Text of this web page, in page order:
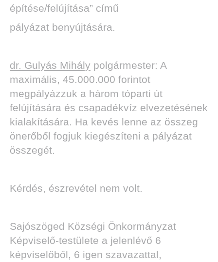
építése/felújítása” című
pályázat benyújtására.
dr. Gulyás Mihály polgármester: A
maximális, 45.000.000 forintot
megpályázzuk a három tóparti út
felújítására és csapadékvíz elvezetésének
kialakítására. Ha kevés lenne az összeg
önerőből fogjuk kiegészíteni a pályázat
összegét.
Kérdés, észrevétel nem volt.
Sajószöged Községi Önkormányzat
Képviselő-testülete a jelenlévő 6
képviselőből, 6 igen szavazattal,